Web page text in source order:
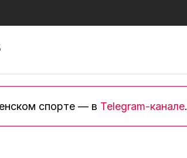
спорте — в Telegram-канале.